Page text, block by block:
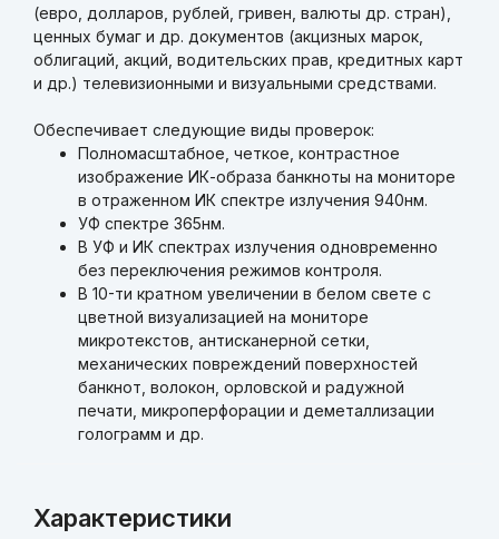
(евро, долларов, рублей, гривен, валюты др. стран),
ценных бумаг и др. документов (акцизных марок,
облигаций, акций, водительских прав, кредитных карт
и др.) телевизионными и визуальными средствами.
Обеспечивает следующие виды проверок:
Полномасштабное, четкое, контрастное
изображение ИК-образа банкноты на мониторе
в отраженном ИК спектре излучения 940нм.
УФ спектре 365нм.
В УФ и ИК спектрах излучения одновременно
без переключения режимов контроля.
В 10-ти кратном увеличении в белом свете с
цветной визуализацией на мониторе
микротекстов, антисканерной сетки,
механических повреждений поверхностей
банкнот, волокон, орловской и радужной
печати, микроперфорации и деметаллизации
голограмм и др.
Характеристики